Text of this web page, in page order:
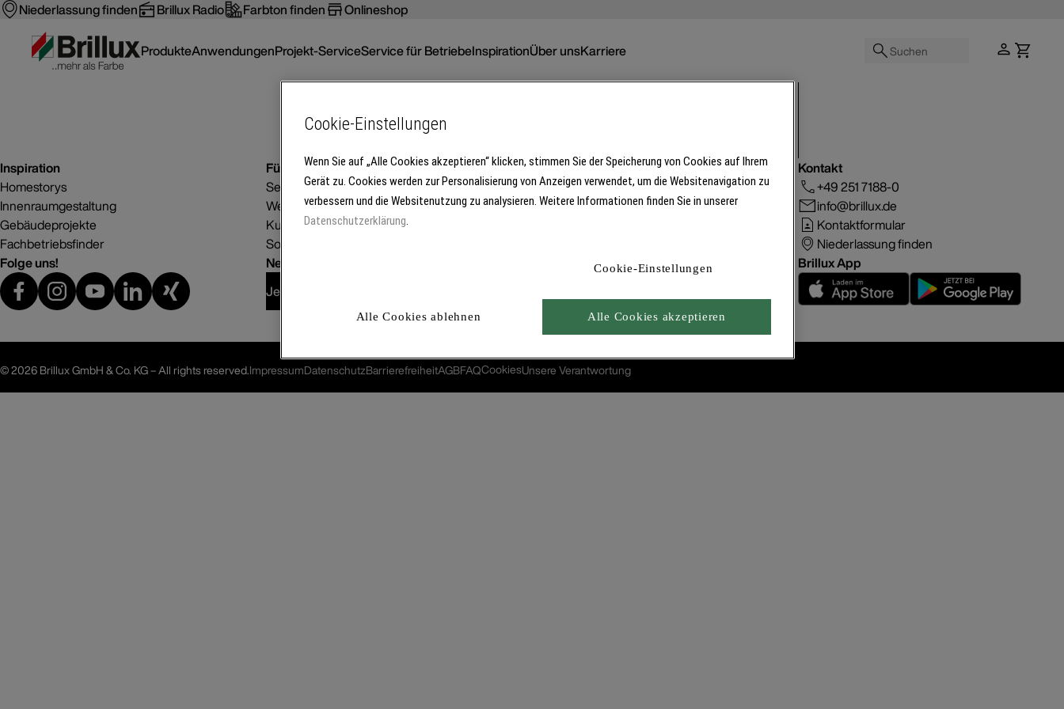
Niederlassung finden Brillux Radio Farbton finden Onlineshop
Suchen
ProdukteAnwendungenProjekt-ServiceService für BetriebeInspirationÜber unsKarriere
Inspiration
Homestorys
Innenraumgestaltung
Gebäudeprojekte
Fachbetriebsfinder
Für Betriebe
Service
Weiterbildung
Kunden gewinnen
Software
Unser Unternehmen
Karriere
Nachhaltigkeit
Kontakt
+49 251 7188-0
info@brillux.de
Kontaktformular
Niederlassung finden
Folge uns!
Newsletter abonnieren
Jetzt anmelden
Brillux Radio
Brillux App
©2026 Brillux GmbH & Co. KG – All rights reserved.ImpressumDatenschutzBarrierefreiheitAGBFAQCookiesUnsere Verantwortung
Cookie-Einstellungen
Wenn Sie auf „Alle Cookies akzeptieren“ klicken, stimmen Sie der Speicherung von Cookies auf Ihrem
Gerät zu. Cookies werden zur Personalisierung von Anzeigen verwendet, um die Websitenavigation zu
verbessern und die Websitenutzung zu analysieren. Weitere Informationen finden Sie in unserer
Datenschutzerklärung.
Cookie-Einstellungen
Alle Cookies ablehnen Alle Cookies akzeptieren